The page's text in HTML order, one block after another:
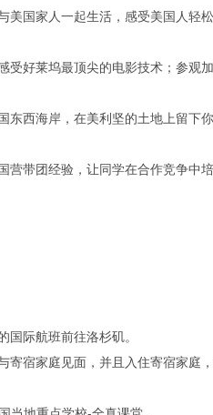
国家人一起生活，感受美国人轻松
好莱坞最顶尖的电影技术；参观加
西海岸，在美利坚的土地上留下
带团经验，让同学在合作竞争中培
际航班前往洛杉矶。
宿家庭见面，并且入住寄宿家庭，